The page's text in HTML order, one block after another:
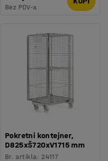
Bez PDV-a
Pokretni kontejner,
D825xŠ720xV1715 mm
Br. artikla: 24117